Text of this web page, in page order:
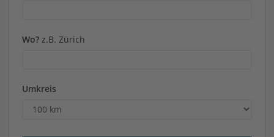
Wo? z.B. Zürich
Umkreis